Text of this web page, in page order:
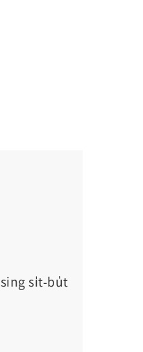
si̍t-bu̍t